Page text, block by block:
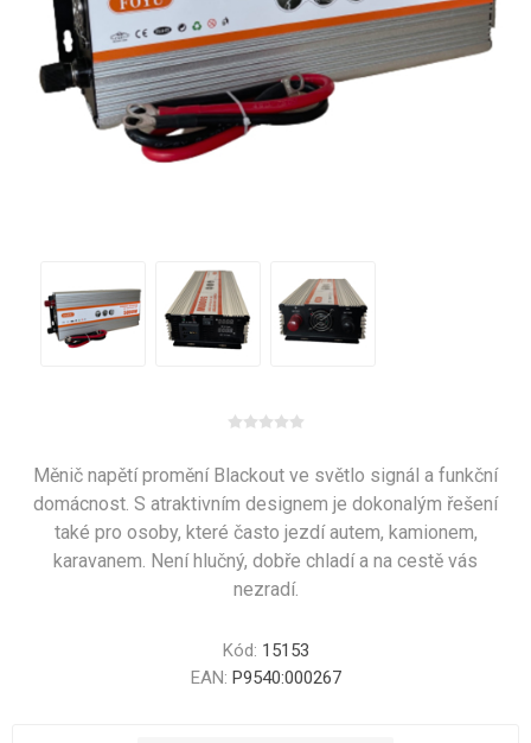
Měnič napětí promění Blackout ve světlo signál a funkční
domácnost. S atraktivním designem je dokonalým řešení
také pro osoby, které často jezdí autem, kamionem,
karavanem. Není hlučný, dobře chladí a na cestě vás
nezradí.
Kód: 15153
EAN: P9540:000267